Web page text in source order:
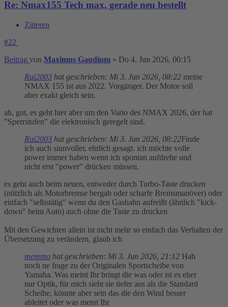
Re: Nmax155 Tech max, gerade neu bestellt
Zitieren
#22
Beitrag von Maximus Gaudium » Do 4. Jun 2026, 00:15
Rui2003 hat geschrieben: Mi 3. Jun 2026, 08:22 meine
NMAX 155 ist aus 2022. Vorgänger. Der Motor soll
aber exakt gleich sein.
ah, gut, es geht hier aber um den Vario des NMAX 2026, der hat
"Sperrstufen" die elektronisch geregelt sind.
Rui2003 hat geschrieben: Mi 3. Jun 2026, 08:22Finde
ich auch sinnvoller, ehrlich gesagt. ich möchte volle
power immer haben wenn ich spontan aufdrehe und
nicht erst "power" drücken müssen.
es geht auch beim neuen, entweder durch Turbo-Taste drucken
(nützlich als Motorbremse bergab oder scharfe Bremsmanöver) oder
einfach "selbstätig" wenn du den Gashahn aufreißt (ähnlich "kick-
down" beim Auto) auch ohne die Taste zu drucken
Mit den Gewichten allein ist nicht mehr so einfach das Verhalten der
Übersetzung zu verändern, glaub ich
memmo hat geschrieben: Mi 3. Jun 2026, 21:12 Hab
noch ne frage zu der Originalen Sportscheibe von
Yamaha. Was meint Ihr bringt die was oder ist es eher
nur Optik, für mich sieht sie tiefer aus als die Standard
Scheibe, könnte aber sein das die den Wind besser
ableitet oder was meint Ihr